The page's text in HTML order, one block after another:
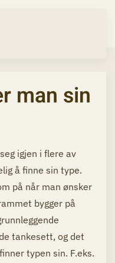
man sin
igjen i flere av
å finne sin type.
på når man ønsker
bygger på
tankesett, og det
typen sin. F.eks.